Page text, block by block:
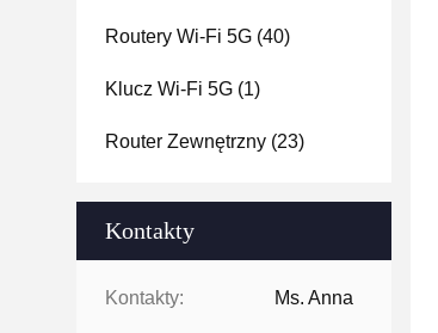
Routery Wi-Fi 5G (40)
Klucz Wi-Fi 5G (1)
Router Zewnętrzny (23)
Kontakty
Kontakty: Ms. Anna